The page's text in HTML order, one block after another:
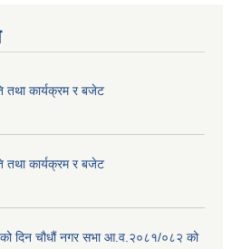
तथा कार्यक्रम र बजेट
तथा कार्यक्रम र बजेट
दिन चौधौं नगर सभा आ.व.२०८१/०८२ को